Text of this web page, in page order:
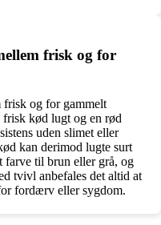
frisk og for
frisk og for gammelt
kød lugt og en rød
uden slimet eller
kan derimod lugte surt
farve til brun eller grå, og
tvivl anbefales det altid at
fordærv eller sygdom.